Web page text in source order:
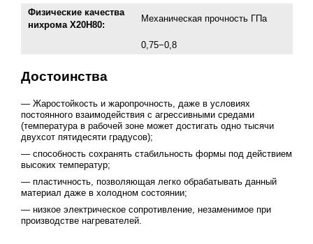
Физические качества
нихрома Х20Н80:
Механическая прочность ГПа
0,75−0,8
Достоинства
— Жаростойкость и жаропрочность, даже в условиях
постоянного взаимодействия с агрессивными средами
(температура в рабочей зоне может достигать одно тысячи
двухсот пятидесяти градусов);
— способность сохранять стабильность формы под действием
высоких температур;
— пластичность, позволяющая легко обрабатывать данный
материал даже в холодном состоянии;
— низкое электрическое сопротивление, незаменимое при
производстве нагревателей.